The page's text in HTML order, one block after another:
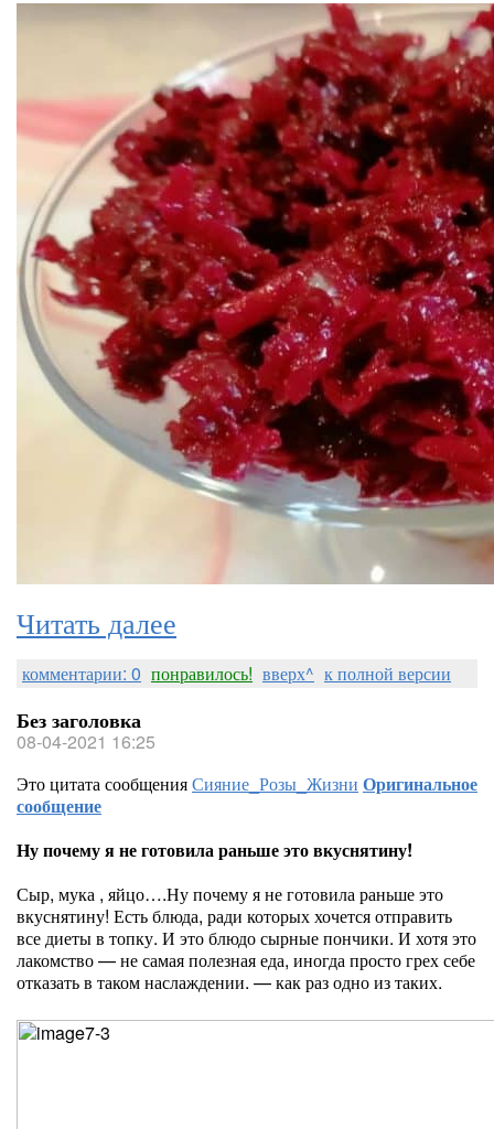
Читать далее
комментарии: 0 понравилось! вверх^ к полной версии
Без заголовка
08-04-2021 16:25
Это цитата сообщенияСияние_Розы_Жизни Оригинальное
сообщение
Ну почему я не готовила раньше это вкуснятину!
Сыр, мука , яйцо….Ну почему я не готовила раньше это
вкуснятину! Есть блюда, ради которых хочется отправить
все диеты в топку. И это блюдо сырные пончики. И хотя это
лакомство — не самая полезная еда, иногда просто грех себе
отказать в таком наслаждении. — как раз одно из таких.